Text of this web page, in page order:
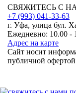
СВЯЖИТЕСЬ С
+7 (993) 041-33-63
г. Уфа, улица бул.
Ежедневно: 10.00 -
Адрес на карте
Сайт носит
публичной офертой